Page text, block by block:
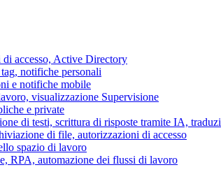
accesso, Active Directory
notifiche personali
e notifiche mobile
visualizzazione Supervisione
e private
di testi, scrittura di risposte tramite IA,
di file, autorizzazioni di accesso
spazio di lavoro
RPA, automazione dei flussi di lavoro